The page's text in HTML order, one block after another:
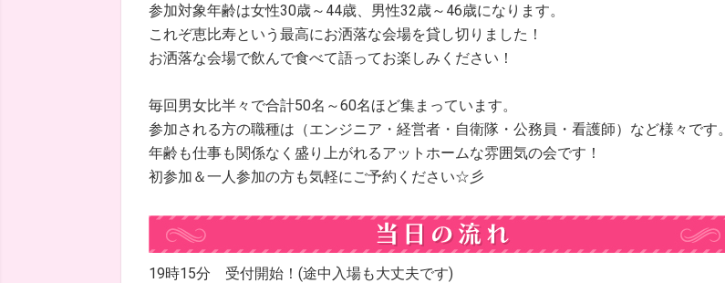
参加対象年齢は女性30歳～44歳、男性32歳～46歳になります。
これぞ恵比寿という最高にお洒落な会場を貸し切りました！
お洒落な会場で飲んで食べて語ってお楽しみください！
毎回男女比半々で合計50名～60名ほど集まっています。
参加される方の職種は（エンジニア・経営者・自衛隊・公務員・看護師）など様々です。
年齢も仕事も関係なく盛り上がれるアットホームな雰囲気の会です！
初参加＆一人参加の方も気軽にご予約ください☆彡
19時15分 受付開始！(途中入場も大丈夫です)